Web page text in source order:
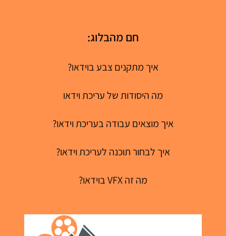
חם מהבלוג:
איך מתקנים צבע בוידאו?
מה היסודות של עריכת וידאו
איך מוצאים עבודה בעריכת וידאו?
איך לבחור תוכנה לעריכת וידאו?
מה זה VFX בוידאו?